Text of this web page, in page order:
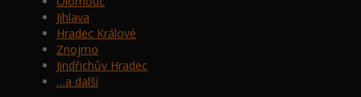
Jihlava
Hradec Králové
Znojmo
Jindřichův Hradec
…a další